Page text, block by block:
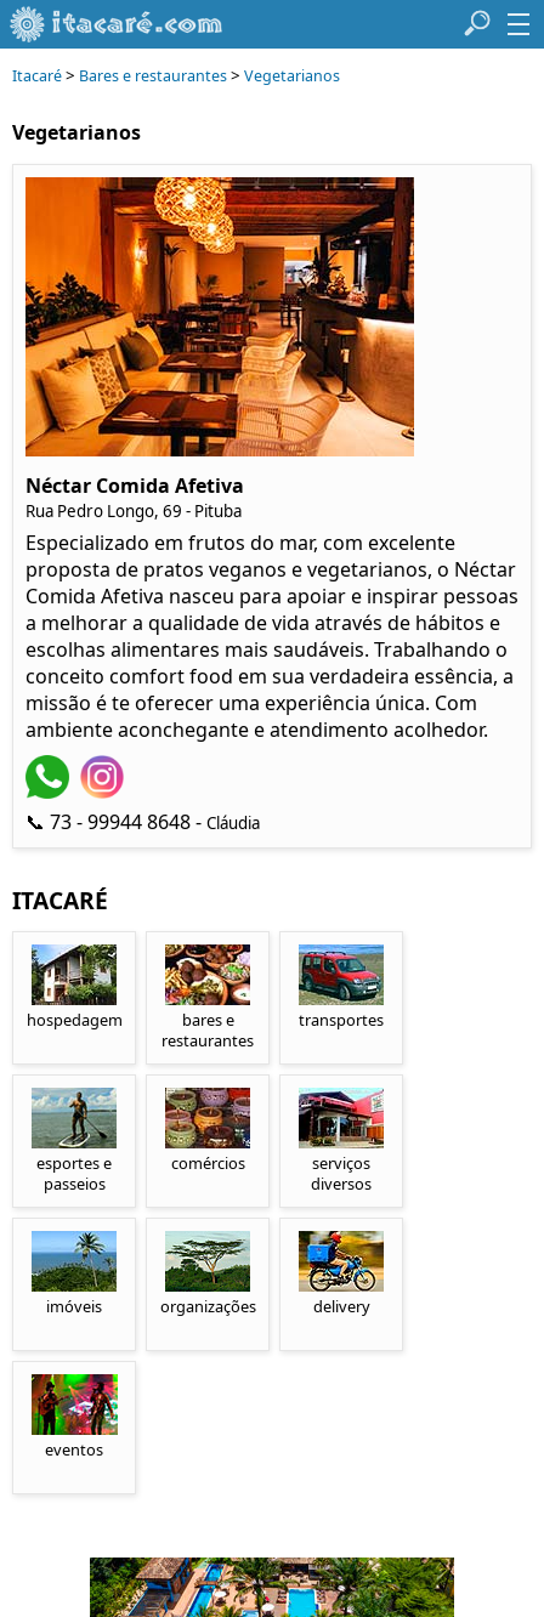
Itacaré> Bares e restaurantes> Vegetarianos
Vegetarianos
Néctar Comida Afetiva
Rua Pedro Longo, 69 - Pituba
Especializado em frutos do mar, com excelente
proposta de pratos veganos e vegetarianos, o Néctar
Comida Afetiva nasceu para apoiar e inspirar pessoas
a melhorar a qualidade de vida através de hábitos e
escolhas alimentares mais saudáveis. Trabalhando o
conceito comfort food em sua verdadeira essência, a
missão é te oferecer uma experiência única. Com
ambiente aconchegante e atendimento acolhedor.
📞 73 - 99944 8648 - Cláudia
ITACARÉ
hospedagem
bares e
restaurantes
transportes
esportes e
passeios
comércios
serviços
diversos
imóveis organizações delivery
eventos